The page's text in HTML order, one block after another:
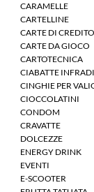
CARAMELLE
CARTELLINE
CARTE DI
CARTE DA GIOCO
CARTOTECNICA
CIABATTE
CINGHIE PER
CIOCCOLATINI
CONDOM
CRAVATTE
DOLCEZZE
ENERGY DRINK
EVENTI
E-SCOOTER